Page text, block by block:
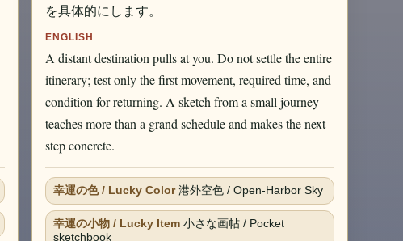
を具体的にします。
ENGLISH
A distant destination pulls at you. Do not settle the entire
itinerary; test only the first movement, required time, and
condition for returning. A sketch from a small journey
teaches more than a grand schedule and makes the next
step concrete.
幸運の色 / Lucky Color港外空色 / Open-Harbor Sky
幸運の小物 / Lucky Item小さな画帖 / Pocket
sketchbook